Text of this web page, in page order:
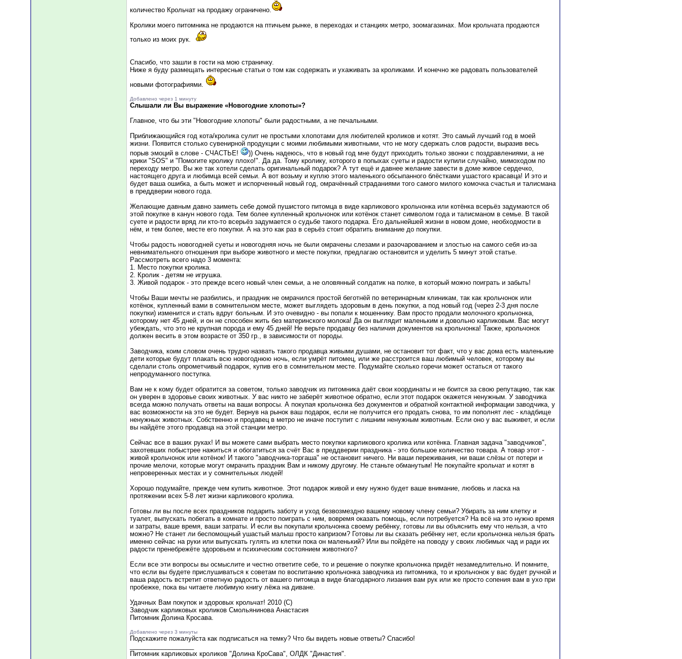
количество Крольчат на продажу ограничено.
Кролики моего питомника не продаются на птичьем рынке, в переходах и станциях метро, зоомагазинах. Мои крольчата продаются
только из моих рук.
Спасибо, что зашли в гости на мою страничку.
Ниже я буду размещать интересные статьи о том как содержать и ухаживать за кроликами. И конечно же радовать пользователей
новыми фотографиями.
Добавлено через 1 минуту
Слышали ли Вы выражение «Новогодние хлопоты»?
Главное, что бы эти "Новогодние хлопоты" были радостными, а не печальными.
Приближающийся год кота/кролика сулит не простыми хлопотами для любителей кроликов и котят. Это самый лучший год в моей
жизни. Появится столько сувенирной продукции с моими любимыми животными, что не могу сдержать слов радости, выразив весь
порыв эмоций в слове - СЧАСТЬЕ!
)) Очень надеюсь, что в новый год мне будут приходить только звонки с поздравлениями, а не
крики "SOS" и "Помогите кролику плохо!". Да да. Тому кролику, которого в попыхах суеты и радости купили случайно, мимоходом по
переходу метро. Вы же так хотели сделать оригинальный подарок? А тут ещё и давнее желание завести в доме живое сердечко,
настоящего друга и любимца всей семьи. А вот возьму и куплю этого маленького обсыпанного блёстками ушастого красавца! И это и
будет ваша ошибка, а быть может и испорченный новый год, омрачённый страданиями того самого милого комочка счастья и талисмана
в преддверии нового года.
Желающие давным давно заиметь себе домой пушистого питомца в виде карликового крольчонка или котёнка всерьёз задумаются об
этой покупке в канун нового года. Тем более купленный крольчонок или котёнок станет символом года и талисманом в семье. В такой
суете и радости вряд ли кто-то всерьёз задумается о судьбе такого подарка. Его дальнейшей жизни в новом доме, необходмости в
нём, и тем более, месте его покупки. А на это как раз в серьёз стоит обратить внимание до покупки.
Чтобы радость новогодней суеты и новогодняя ночь не были омрачены слезами и разочарованием и злостью на самого себя из-за
невнимательного отношения при выборе животного и месте покупки, предлагаю остановится и уделить 5 минут этой статье.
Рассмотреть всего надо 3 момента:
1. Место покупки кролика.
2. Кролик - детям не игрушка.
3. Живой подарок - это прежде всего новый член семьи, а не оловянный солдатик на полке, в который можно поиграть и забыть!
Чтобы Ваши мечты не разбились, и праздник не омрачился простой беготнёй по ветеринарным клиникам, так как крольчонок или
котёнок, купленный вами в сомнительном месте, может выглядеть здоровым в день покупки, а под новый год (через 2-3 дня после
покупки) изменится и стать вдруг больным. И это очевидно - вы попали к мошеннику. Вам просто продали молочного крольчонка,
которому нет 45 дней, и он не способен жить без материнского молока! Да он выглядит маленьким и довольно карликовым. Вас могут
убеждать, что это не крупная порода и ему 45 дней! Не верьте продавцу без наличия документов на крольчонка! Также, крольчонок
должен весить в этом возрасте от 350 гр., в зависимости от породы.
Заводчика, коим словом очень трудно назвать такого продавца живыми душами, не остановит тот факт, что у вас дома есть маленькие
дети которые будут плакать всю новогоднюю ночь, если умрёт питомец, или же расстроится ваш любимый человек, которому вы
сделали столь опрометчивый подарок, купив его в сомнительном месте. Подумайте сколько горечи может остаться от такого
непродуманного поступка.
Вам не к кому будет обратится за советом, только заводчик из питомника даёт свои координаты и не боится за свою репутацию, так как
он уверен в здоровье своих животных. У вас никто не заберёт животное обратно, если этот подарок окажется ненужным. У заводчика
всегда можно получать ответы на ваши вопросы. А покупая крольчонка без документов и обратной контактной информации заводчика, у
вас возможности на это не будет. Вернув на рынок ваш подарок, если не получится его продать снова, то им пополнят лес - кладбище
ненужных животных. Собственно и продавец в метро не иначе поступит с лишним ненужным животным. Если оно у вас выживет, и если
вы найдёте этого продавца на этой станции метро.
Сейчас все в ваших руках! И вы можете сами выбрать место покупки карликового кролика или котёнка. Главная задача "заводчиков",
захотевших побыстрее нажиться и обогатиться за счёт Вас в преддверии праздника - это большое количество товара. А товар этот -
живой крольчонок или котёнок! И такого "заводчика-торгаша" не остановит ничего. Ни ваши переживания, ни ваши слёзы от потери и
прочие мелочи, которые могут омрачить праздник Вам и никому другому. Не станьте обманутым! Не покупайте крольчат и котят в
непроверенных местах и у сомнительных людей!
Хорошо подумайте, прежде чем купить животное. Этот подарок живой и ему нужно будет ваше внимание, любовь и ласка на
протяжении всех 5-8 лет жизни карликового кролика.
Готовы ли вы после всех праздников подарить заботу и уход безвозмездно вашему новому члену семьи? Убирать за ним клетку и
туалет, выпускать побегать в комнате и просто поиграть с ним, вовремя оказать помощь, если потребуется? На всё на это нужно время
и затраты, ваше время, ваши затраты. И если вы покупали крольчонка своему ребёнку, готовы ли вы объяснить ему что нельзя, а что
можно? Не станет ли беспомощный ушастый малыш просто капризом? Готовы ли вы сказать ребёнку нет, если крольчонка нельзя брать
именно сейчас на руки или выпускать гулять из клетки пока он маленький? Или вы пойдёте на поводу у своих любимых чад и ради их
радости пренебрежёте здоровьем и психическим состоянием животного?
Если все эти вопросы вы осмыслите и честно ответите себе, то и решение о покупке крольчонка придёт незамедлительно. И помните,
что если вы будете прислушиваться к советам по воспитанию крольчонка заводчика из питомника, то и крольчонок у вас будет ручной и
ваша радость встретит ответную радость от вашего питомца в виде благодарного лизания вам рук или же просто сопения вам в ухо при
пробежке, пока вы читаете любимую книгу лёжа на диване.
Удачных Вам покупок и здоровых крольчат! 2010 (С)
Заводчик карликовых кроликов Смольянинова Анастасия
Питомник Долина Кросава.
Добавлено через 3 минуты
Подскажите пожалуйста как подписаться на темку? Что бы видеть новые ответы? Спасибо!
Питомник карликовых кроликов "Долина КроСава", ОЛДК "Династия".